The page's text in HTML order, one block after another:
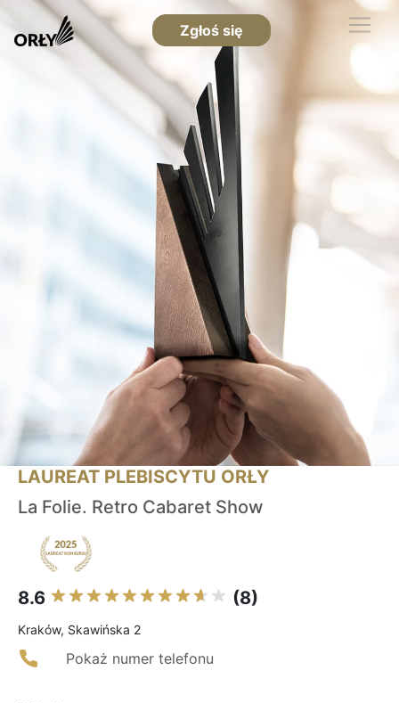
Zgłoś się
LAUREAT PLEBISCYTU ORŁY
La Folie. Retro Cabaret Show
8.6 (8)
Kraków, Skawińska 2
Pokaż numer telefonu